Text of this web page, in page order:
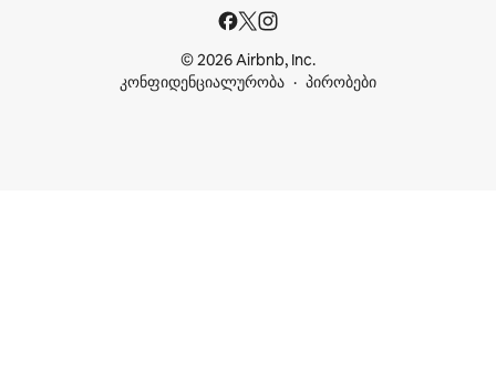
© 2026 Airbnb, Inc.
კონფიდენციალურობა
პირობები